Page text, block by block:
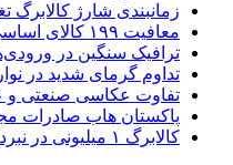
زمانبندی شارژ کالابرگ
معافیت ۱۹۹ کالای اساسی کشاورزی و دارو از پرداخت عوارض ۱.۲ درصدی واردات
ترافیک سنگین در
تداوم گرمای شدید در نوار
تفاوت عکاسی صنعتی و
پاکستان هاب صادرات
کالابرگ ۱ میلیونی در نبرد با تورم سه‌رقمی